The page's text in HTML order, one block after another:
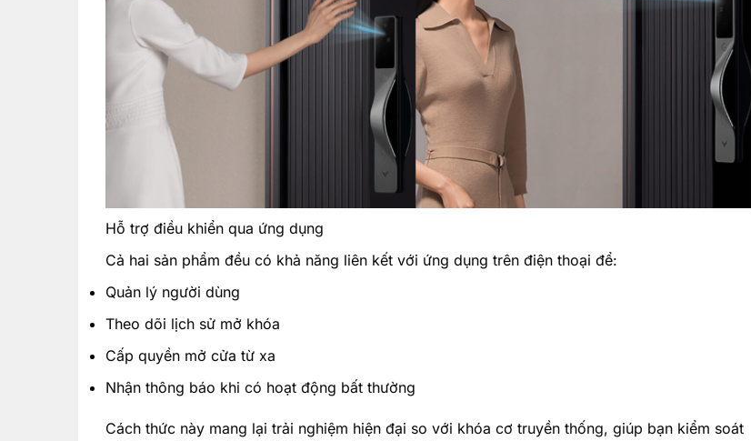
Hỗ trợ điều khiển qua ứng dụng
Cả hai sản phẩm đều có khả năng liên kết với ứng dụng trên điện thoại để:
Quản lý người dùng
Theo dõi lịch sử mở khóa
Cấp quyền mở cửa từ xa
Nhận thông báo khi có hoạt động bất thường
Cách thức này mang lại trải nghiệm hiện đại so với khóa cơ truyền thống, giúp bạn kiểm soát